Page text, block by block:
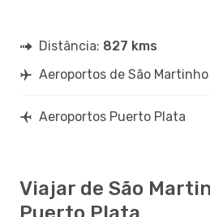
Distância: 827 kms
Aeroportos de São Martinho
Aeroportos Puerto Plata
Viajar de São